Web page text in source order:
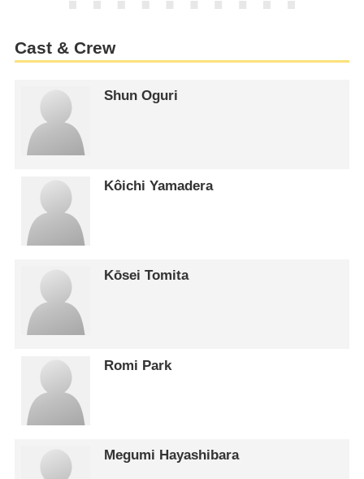
Cast & Crew
Shun Oguri
Kôichi Yamadera
Kōsei Tomita
Romi Park
Megumi Hayashibara